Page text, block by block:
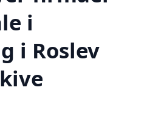
i
i Roslev